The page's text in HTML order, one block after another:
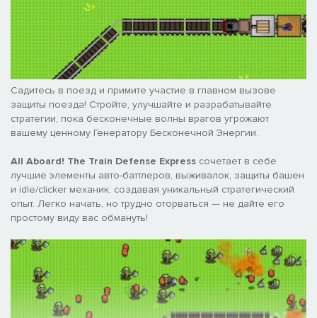
Садитесь в поезд и примите участие в главном вызове
защиты поезда! Стройте, улучшайте и разрабатывайте
стратегии, пока бесконечные волны врагов угрожают
вашему ценному Генератору Бесконечной Энергии.
All Aboard! The Train Defense Express сочетает в себе
лучшие элементы авто-баттлеров, выживалок, защиты башен
и idle/clicker механик, создавая уникальный стратегический
опыт. Легко начать, но трудно оторваться — не дайте его
простому виду вас обмануть!